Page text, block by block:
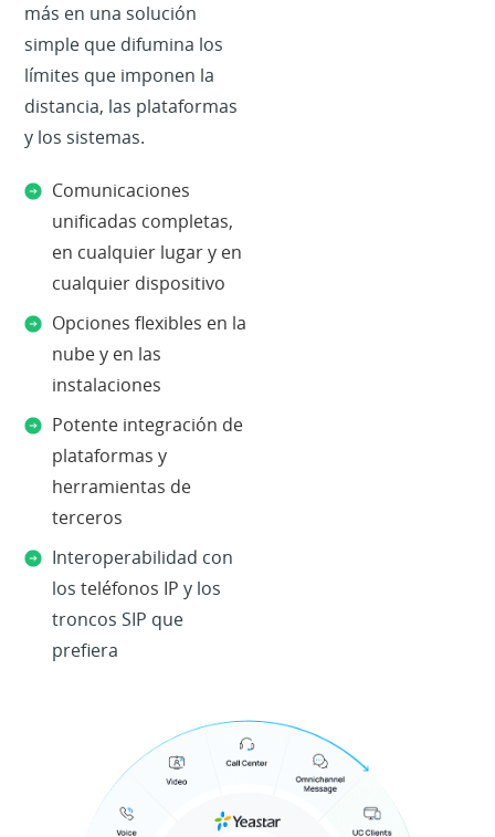
más en una solución
simple que difumina los
límites que imponen la
distancia, las plataformas
y los sistemas.
Comunicaciones
unificadas completas,
en cualquier lugar y en
cualquier dispositivo
Opciones flexibles en la
nube y en las
instalaciones
Potente integración de
plataformas y
herramientas de
terceros
Interoperabilidad con
losteléfonos IP y los
troncos SIP que
prefiera